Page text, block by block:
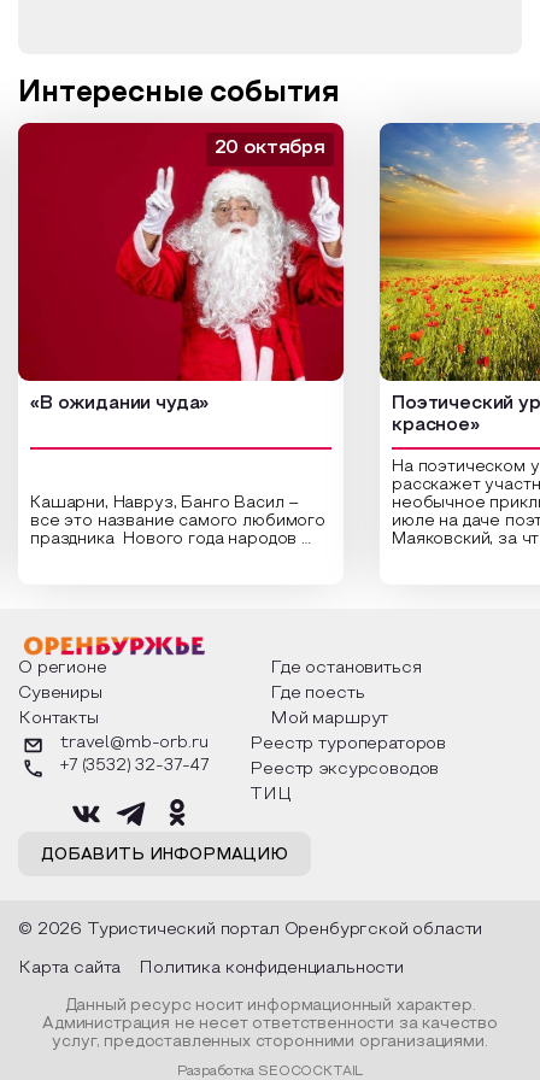
поэты, певцы, хореографы, преподаватели высших
учебных заведений культуры и искусств, журналисты и
многие другие - те, кого называют Мастера.
Шелковый путь — пленительный путь к признанию!
Интересные события
«В ожидании чуда»
Кашарни, Навруз, Банго Васил –
все это название самого любимого
праздника Нового года народов
о том, как встречают новый год в
разных уголках страны, какие
обряды совершают на удачу и
благополучие, в чем схожи и
различаются традиции. Кто такой
Дед Мороз и откуда он пришел, как
его называют в разных уголках
страны и как появились елочные
20 октября
Поэтический
красное»
На поэтическом
расскажет
необычное
июле на даче
Маяковский, за
Твардовского и
каждой строчке
восхищение
яркому времени
О регионе
Где остановиться
Сувениры
Где поесть
Контакты
Мой маршрут
ДОБАВИТЬ ИНФОРМАЦИЮ
travel@mb-orb.ru
+7 (3532) 32-37-47
Реестр туроператоров
Реестр эксурсоводов
ТИЦ
© 2026 Туристический портал Оренбургской области
Карта сайта Политика конфиденциальности
Данный ресурс носит информационный характер.
Администрация не несет ответственности за качество
услуг, предоставленных сторонними организациями.
Разработка SEOCOCKTAIL